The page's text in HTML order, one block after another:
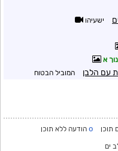
ישעיהו
א
עם הלבן המוביל הבטוח
תוכן o הודעה ללא תוכן
ים